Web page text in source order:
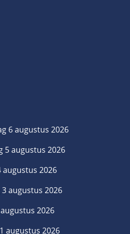
6 augustus 2026
5 augustus 2026
augustus 2026
augustus 2026
2026
augustus 2026